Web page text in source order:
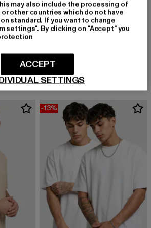
EUR 19,99 EUR
Tall Tee
12,99 EUR
Derzeitiger Preis: 12,99 EUR
-13%
may also include the processing of
or other countries which do not have
standard. If you want to change
settings". By clicking on "Accept" you
SETTINGS
ACCEPT